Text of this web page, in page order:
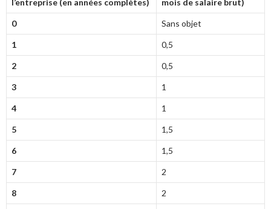
l’entreprise (en années complètes)
mois de salaire brut)
0 Sans objet
1 0,5
2 0,5
3 1
4 1
5 1,5
6 1,5
7 2
8 2